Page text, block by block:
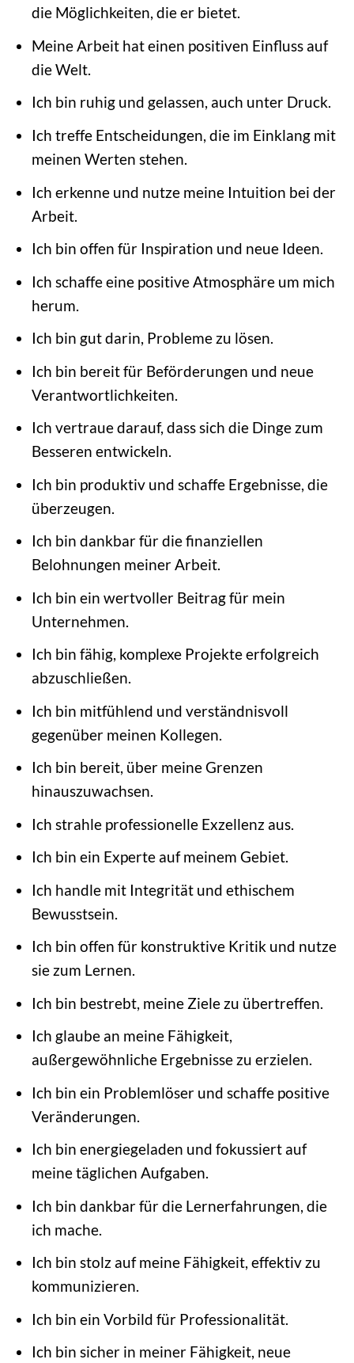
die Möglichkeiten, die er bietet.
Meine Arbeit hat einen positiven Einfluss auf
die Welt.
Ich bin ruhig und gelassen, auch unter Druck.
Ich treffe Entscheidungen, die im Einklang mit
meinen Werten stehen.
Ich erkenne und nutze meine Intuition bei der
Arbeit.
Ich bin offen für Inspiration und neue Ideen.
Ich schaffe eine positive Atmosphäre um mich
herum.
Ich bin gut darin, Probleme zu lösen.
Ich bin bereit für Beförderungen und neue
Verantwortlichkeiten.
Ich vertraue darauf, dass sich die Dinge zum
Besseren entwickeln.
Ich bin produktiv und schaffe Ergebnisse, die
überzeugen.
Ich bin dankbar für die finanziellen
Belohnungen meiner Arbeit.
Ich bin ein wertvoller Beitrag für mein
Unternehmen.
Ich bin fähig, komplexe Projekte erfolgreich
abzuschließen.
Ich bin mitfühlend und verständnisvoll
gegenüber meinen Kollegen.
Ich bin bereit, über meine Grenzen
hinauszuwachsen.
Ich strahle professionelle Exzellenz aus.
Ich bin ein Experte auf meinem Gebiet.
Ich handle mit Integrität und ethischem
Bewusstsein.
Ich bin offen für konstruktive Kritik und nutze
sie zum Lernen.
Ich bin bestrebt, meine Ziele zu übertreffen.
Ich glaube an meine Fähigkeit,
außergewöhnliche Ergebnisse zu erzielen.
Ich bin ein Problemlöser und schaffe positive
Veränderungen.
Ich bin energiegeladen und fokussiert auf
meine täglichen Aufgaben.
Ich bin dankbar für die Lernerfahrungen, die
ich mache.
Ich bin stolz auf meine Fähigkeit, effektiv zu
kommunizieren.
Ich bin ein Vorbild für Professionalität.
Ich bin sicher in meiner Fähigkeit, neue